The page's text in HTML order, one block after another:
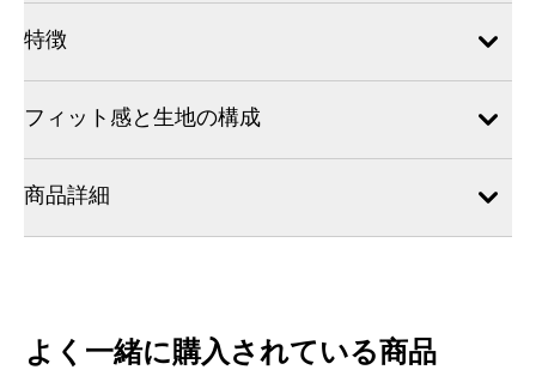
特徴
フィット感と生地の構成
商品詳細
よく一緒に購入されている商品